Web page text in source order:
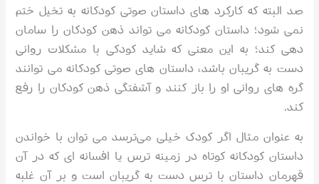
صد البته که کارکرد های داستان صوتی کودکانه به تخیل ختم
نمی شود؛ داستان کودکانه می تواند ذهن کودکان را سامان
دهی کند؛ به این معنی که شاید کودکی با مشکلات روانی
دست به گریبان باشد، داستان های صوتی کودکانه می توانند
گره های روانی او را باز کنند و آشفتگی ذهن کودکان را رفع
کند.
به عنوان مثال اگر کودک خیلی می‌ترسد می توان با خواندن
داستان کودکانه کوتاه در زمینه ترس یا افسانه ای که در آن
قهرمان داستان با ترس دست به گریبان است و بر آن غلبه